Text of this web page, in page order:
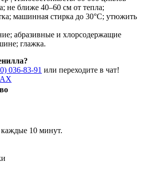
не ближе 40–60 см от тепла;
машинная стирка до 30°C; утюжить
абразивные и хлорсодержащие
глажка.
036-83-91 или переходите в чат!
10 минут.